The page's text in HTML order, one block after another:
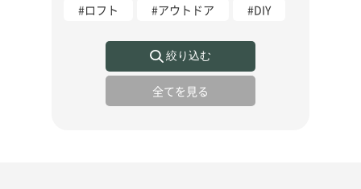
#ロフト
#アウトドア #DIY
絞り込む
全てを見る